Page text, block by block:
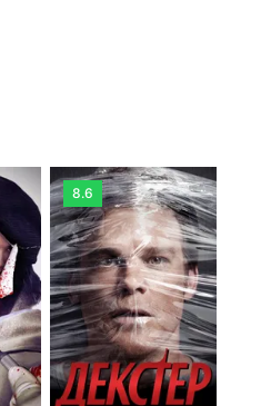
8.6